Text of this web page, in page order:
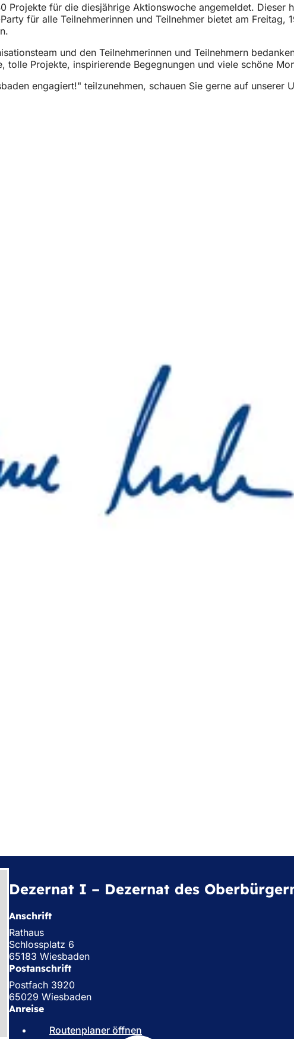
für die diesjährige Aktionswoche angemeldet. Dieser
für alle Teilnehmerinnen und Teilnehmer bietet am Freitag,
und den Teilnehmerinnen und Teilnehmern
tolle Projekte, inspirierende Begegnungen und viele schöne
engagiert!" teilzunehmen, schauen Sie gerne auf unserer
Dezernat I – Dezernat des
Anschrift
Rathaus
Schlossplatz 6
65183 Wiesbaden
Postanschrift
Postfach 3920
65029 Wiesbaden
Anreise
Routenplaner öffnen